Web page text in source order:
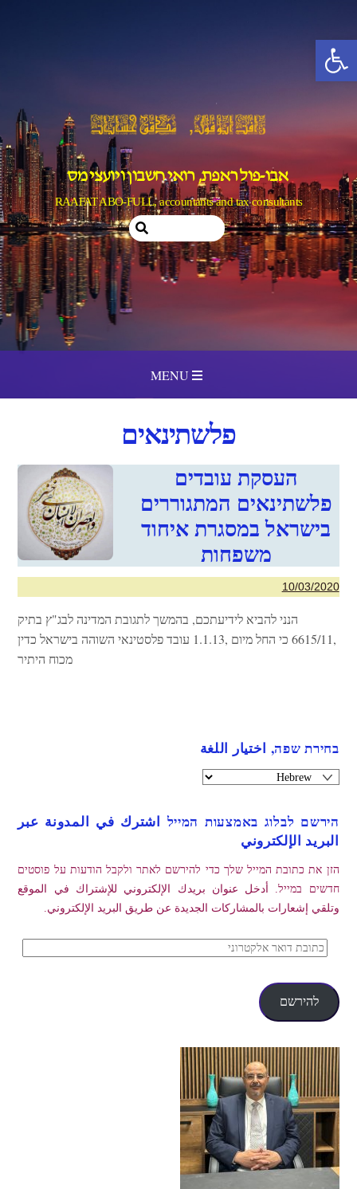
פתח סרגל נגישות
content
MENU
אבו-פול ראפת, רואי חשבון ויועצי מס
RAAFAT ABO-FULL, accountants and tax consultants
פלשתינאים
העסקת עובדים
פלשתינאים המתגוררים
בישראל במסגרת איחוד
משפחות
10/03/2020
הנני להביא לידיעתכם, בהמשך לתגובת המדינה לבג"ץ בתיק
,6615/11 כי החל מיום ,1.1.13 עובד פלסטינאי השוהה בישראל כדין
מכוח היתיר
בחירת שפה, اختيار اللغة
הירשם לבלוג באמצעות המייל اشترك في المدونة عبر
البريد الإلكتروني
הזן את כתובת המייל שלך כדי להירשם לאתר ולקבל הודעות על פוסטים
חדשים במייל. أدخل عنوان بريدك الإلكتروني للإشتراك في الموقع
وتلقي إشعارات بالمشاركات الجديدة عن طريق البريد الإلكتروني.
כתובת
אלקטרוני
להירשם